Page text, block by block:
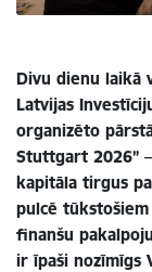
Divu dienu laikā
Latvijas
organizēto
Stuttgart 2026”
kapitāla tirgus
pulcē
finanšu
ir īpaši nozīmīgs